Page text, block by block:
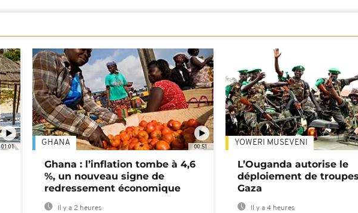
01:01 00:51
GHANA
Ghana : l’inflation tombe à 4,6
%, un nouveau signe de
redressement économique
Il y a 2 heures
YOWERI MUSEVENI
L’Ouganda autorise le
déploiement de
Gaza
Il y a 4 heures